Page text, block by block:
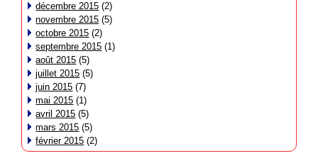
décembre 2015 (2)
novembre 2015 (5)
octobre 2015 (2)
septembre 2015 (1)
août 2015 (5)
juillet 2015 (5)
juin 2015 (7)
mai 2015 (1)
avril 2015 (5)
mars 2015 (5)
février 2015 (2)